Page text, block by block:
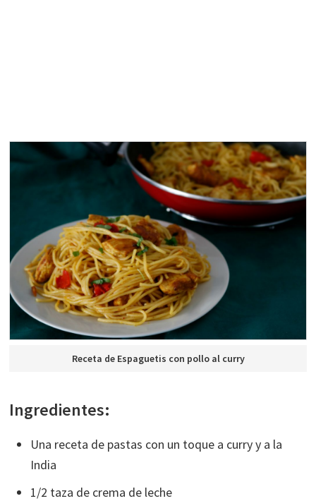
Receta de Espaguetis con pollo al curry
Ingredientes:
Una receta de pastas con un toque a curry y a la
India
1/2 taza de crema de leche